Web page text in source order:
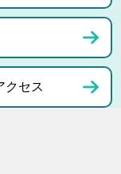
クセス